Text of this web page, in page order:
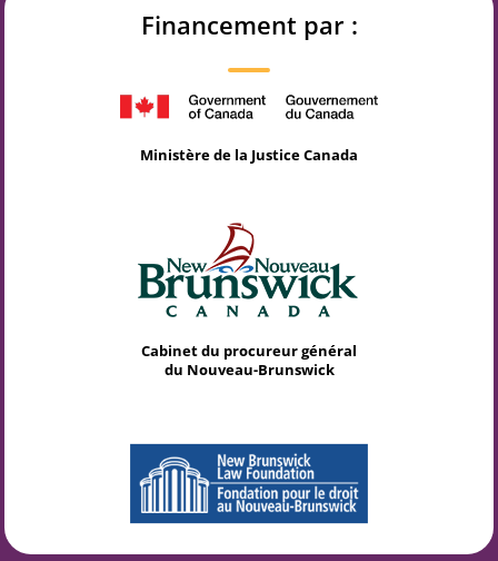
Financement par :
Ministère de la Justice Canada
Cabinet du procureur général
du Nouveau-Brunswick